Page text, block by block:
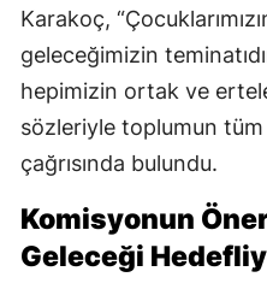
Karakoç,
geleceğimizin
hepimizin ortak ve
sözleriyle toplumun
çağrısında bulundu.
Komisyonun
Geleceği